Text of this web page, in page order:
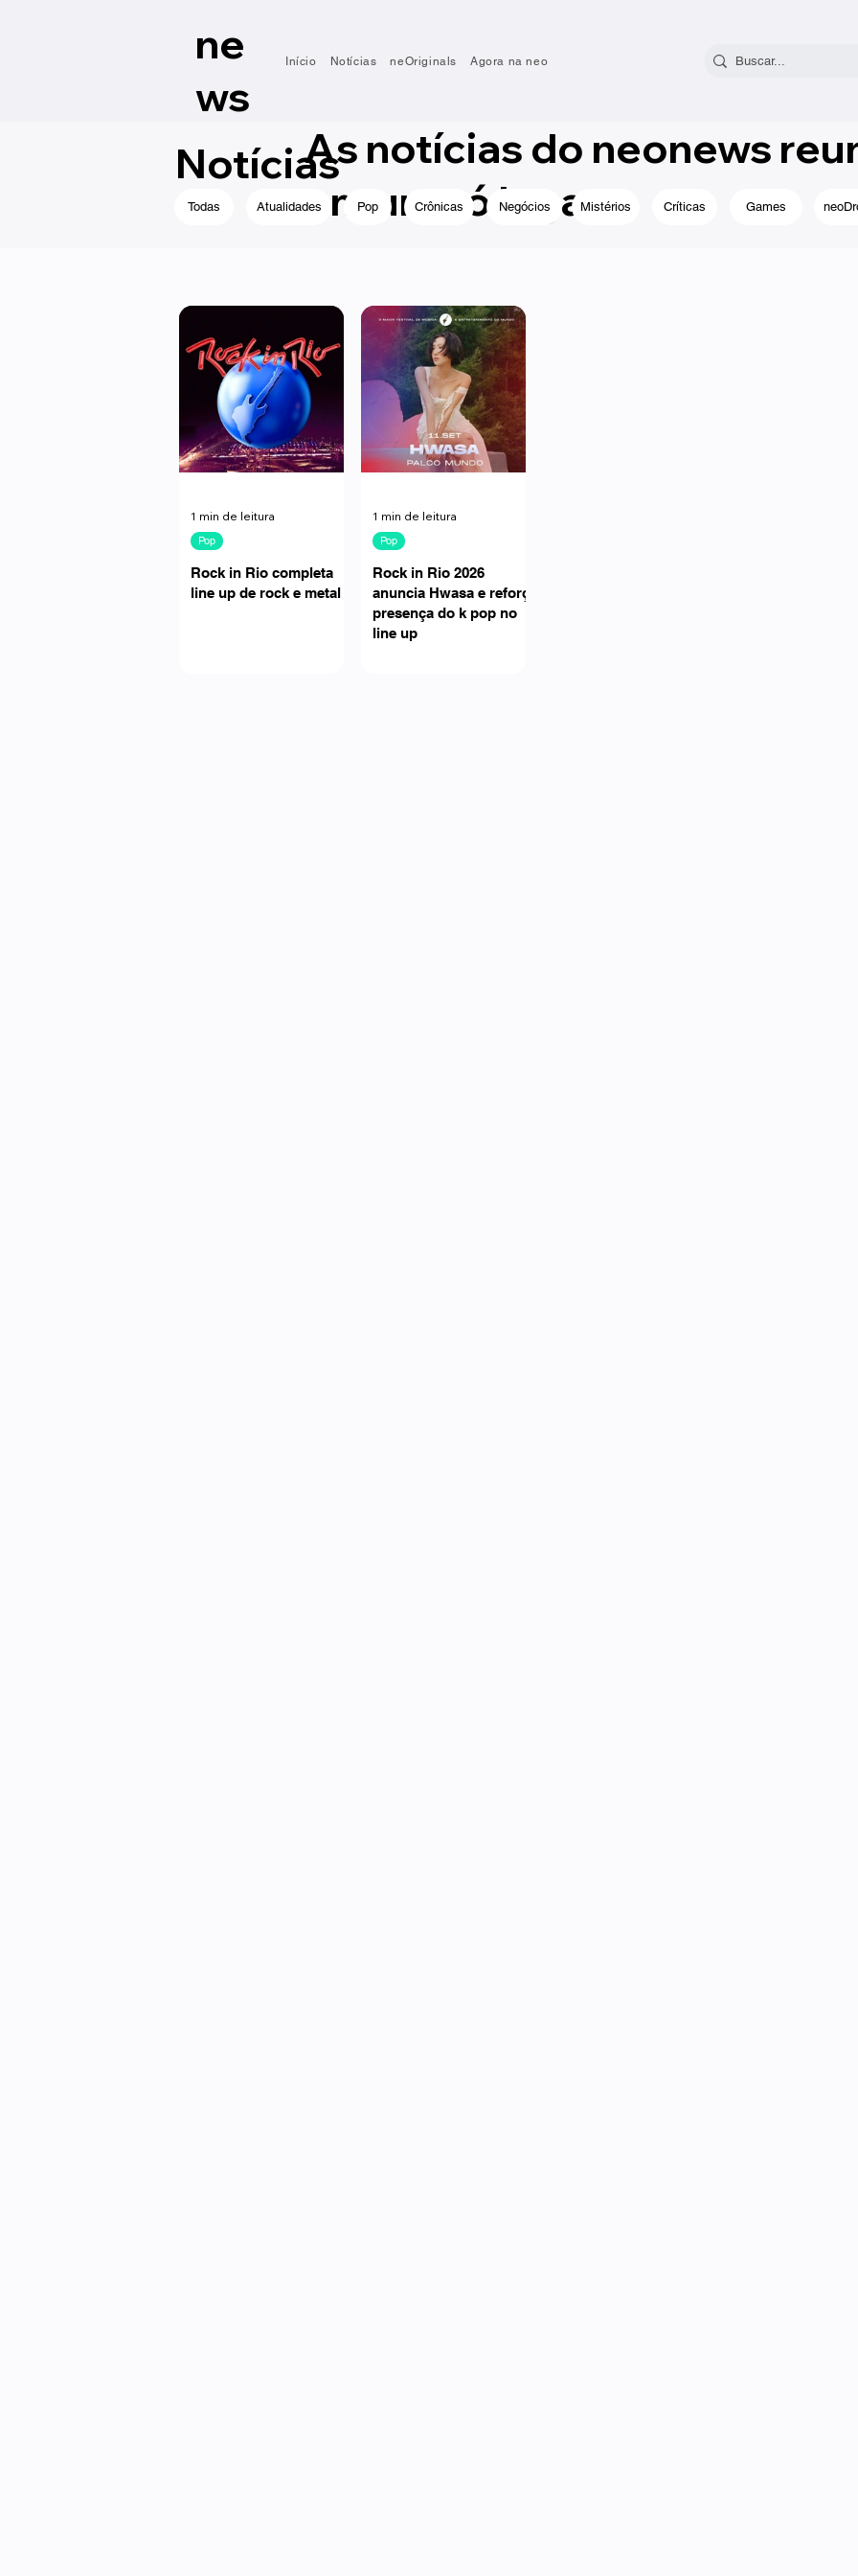
ne
ws
Início Notícias neOriginals Agora na neo
Rock in Rio completa
line up de rock e metal
Pop
1 min de leitura
Rock in Rio 2026
anuncia Hwasa e reforça
presença do k pop no
line up
Pop
1 min de leitura
NotíciasAs notícias do neonews
em um só lugar.
Todas Atualidades Pop Crônicas Negócios Mistérios Críticas Games